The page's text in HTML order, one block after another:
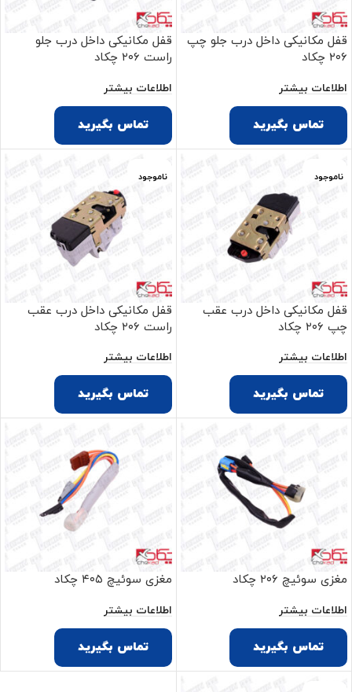
قفل مکانیکی داخل درب جلو چپ
۲۰۶ چکاد
اطلاعات بیشتر
تماس بگیرید
قفل مکانیکی داخل درب جلو
راست ۲۰۶ چکاد
اطلاعات بیشتر
تماس بگیرید
قفل مکانیکی داخل درب عقب
چپ ۲۰۶ چکاد
اطلاعات بیشتر
تماس بگیرید
قفل مکانیکی داخل درب عقب
راست ۲۰۶ چکاد
اطلاعات بیشتر
تماس بگیرید
مغزی سوئیچ ۲۰۶ چکاد
اطلاعات بیشتر
تماس بگیرید
مغزی سوئیچ ۴۰۵ چکاد
اطلاعات بیشتر
تماس بگیرید